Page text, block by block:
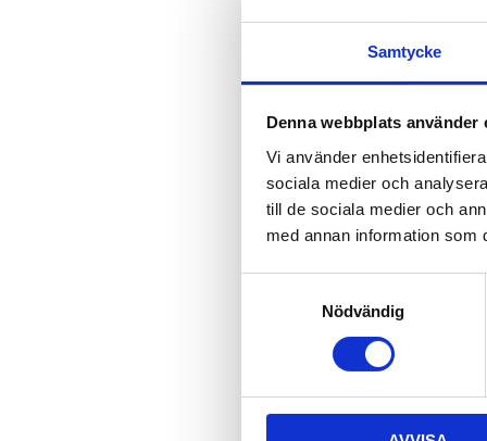
Samtycke
Denna webbplats använder
Vi använder
sociala medier och
till de sociala medier och
med annan information som
Nödvändig